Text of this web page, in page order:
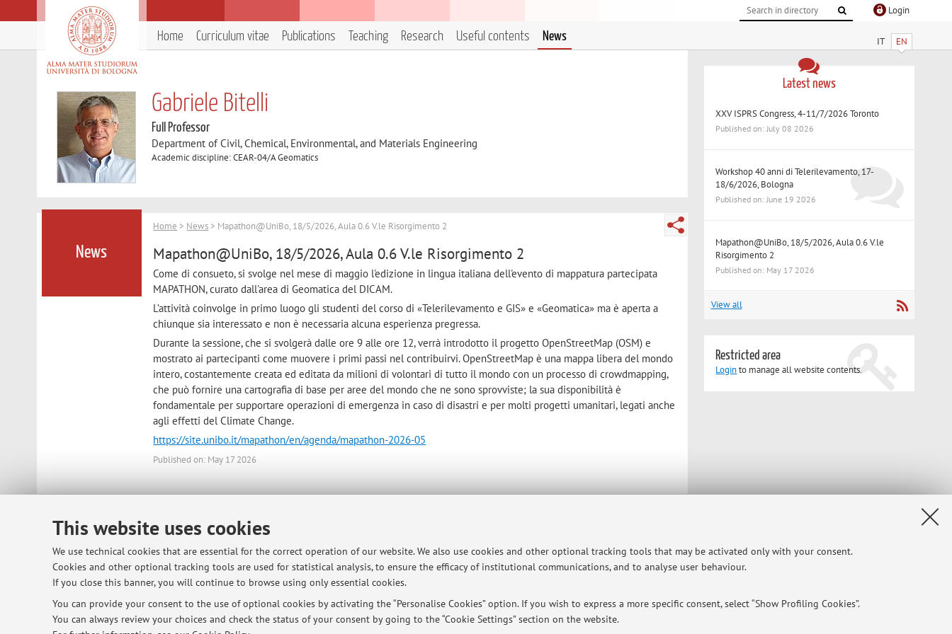
This website uses cookies
We use technical cookies that are essential for the correct operation of our website. We also use cookies and other optional tracking tools that may be activated only with your consent.
Cookies and other optional tracking tools are used for statistical analysis, to ensure the efficacy of institutional communications, and to analyse user behaviour.
If you close this banner, you will continue to browse using only essential cookies.
You can provide your consent to the use of optional cookies by activating the “Personalise Cookies” option. If you wish to express a more specific consent, select “Show Profiling Cookies”.
You can always review your choices and check the status of your consent by going to the “Cookie Settings” section on the website.
Login
IT EN
Home Curriculum vitae Publications Teaching Research Useful contents News
Gabriele Bitelli
Full Professor
Department of Civil, Chemical, Environmental, and Materials Engineering
Academic discipline: CEAR-04/A Geomatics
News
Home > News > Mapathon@UniBo, 18/5/2026, Aula 0.6 V.le Risorgimento 2
Mapathon@UniBo, 18/5/2026, Aula 0.6 V.le Risorgimento 2
Come di consueto, si svolge nel mese di maggio l'edizione in lingua italiana dell'evento di mappatura partecipata
MAPATHON, curato dall'area di Geomatica del DICAM.
L’attività coinvolge in primo luogo gli studenti del corso di «Telerilevamento e GIS» e «Geomatica» ma è aperta a
chiunque sia interessato e non è necessaria alcuna esperienza pregressa.
Durante la sessione, che si svolgerà dalle ore 9 alle ore 12, verrà introdotto il progetto OpenStreetMap (OSM) e
mostrato ai partecipanti come muovere i primi passi nel contribuirvi. OpenStreetMap è una mappa libera del mondo
intero, costantemente creata ed editata da milioni di volontari di tutto il mondo con un processo di crowdmapping,
che può fornire una cartografia di base per aree del mondo che ne sono sprovviste; la sua disponibilità è
fondamentale per supportare operazioni di emergenza in caso di disastri e per molti progetti umanitari, legati anche
agli effetti del Climate Change.
https://site.unibo.it/mapathon/en/agenda/mapathon-2026-05
Published on: May 17 2026
Latest news
XXV ISPRS Congress, 4-11/7/2026 Toronto
Published on: July 08 2026
Workshop 40 anni di Telerilevamento, 17-
18/6/2026, Bologna
Published on: June 19 2026
Mapathon@UniBo, 18/5/2026, Aula 0.6 V.le
Risorgimento 2
Published on: May 17 2026
View all
Restricted area
Loginto manage all website contents.
© 2026 - ALMA MATER STUDIORUM - Università di Bologna - Via Zamboni, 33 - 40126 Bologna - Partita IVA: 01131710376